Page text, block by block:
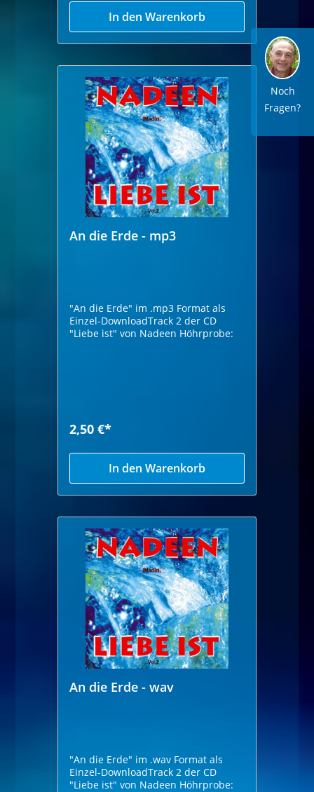
In den Warenkorb
An die Erde - mp3
"An die Erde" im .mp3 Format als
Einzel-DownloadTrack 2 der CD
"Liebe ist" von Nadeen Höhrprobe:
2,50 €*
In den Warenkorb
An die Erde - wav
"An die Erde" im .wav Format als
Einzel-DownloadTrack 2 der CD
"Liebe ist" von Nadeen Höhrprobe:
Noch
Fragen?